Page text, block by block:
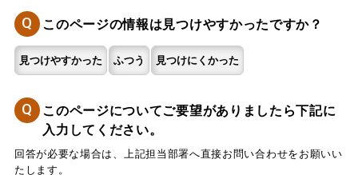
Q このページの情報は見つけやすかったですか？
見つけやすかった ふつう 見つけにくかった
Q
このページについてご要望がありましたら下記に
入力してください。
回答が必要な場合は、上記担当部署へ直接お問い合わせをお願いい
たします。